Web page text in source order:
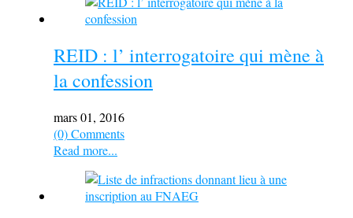
REID : l’ interrogatoire qui mène à
la confession
mars 01, 2016
(0) Comments
Read more...